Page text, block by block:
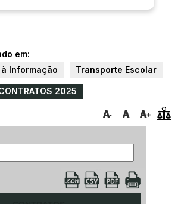
em:
Informação Transporte Escolar
2025